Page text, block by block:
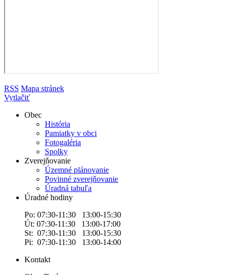
RSS Mapa stránek
Vytlačiť
Obec
História
Pamiatky v obci
Fotogaléria
Spolky
Zverejňovanie
Územné plánovanie
Povinné zverejňovanie
Úradná tabuľa
Úradné hodiny
Po: 07:30-11:30 13:00-15:30
Út: 07:30-11:30 13:00-17:00
St: 07:30-11:30 13:00-15:30
Pi: 07:30-11:30 13:00-14:00
Kontakt